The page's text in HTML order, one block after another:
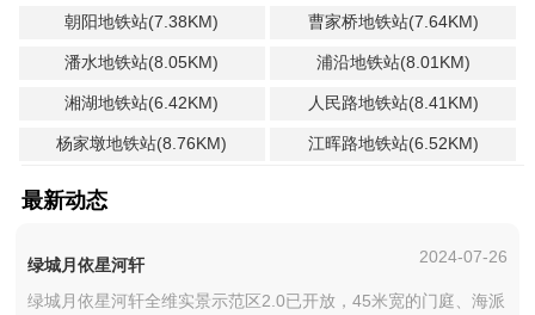
朝阳地铁站(7.38KM) 曹家桥地铁站(7.64KM)
潘水地铁站(8.05KM) 浦沿地铁站(8.01KM)
湘湖地铁站(6.42KM) 人民路地铁站(8.41KM)
杨家墩地铁站(8.76KM) 江晖路地铁站(6.52KM)
最新动态
绿城月依星河轩 2024-07-26
绿城月依星河轩全维实景示范区2.0已开放，45米宽的门庭、海派